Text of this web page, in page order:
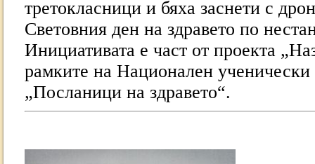
третокласници и бяха заснети с
Световния ден на здравето по
Инициативата е част от проекта
рамките на Национален
„Посланици на здравето“.